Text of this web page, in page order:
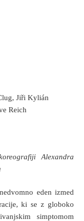
Jiři Kylián
Reich
Alexandra
eden izmed
ki se z globoko
simptomom